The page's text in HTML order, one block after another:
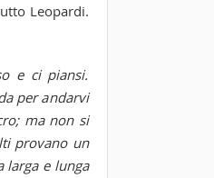
Leopardi.
e ci piansi.
per andarvi
ma non si
provano un
larga e lunga